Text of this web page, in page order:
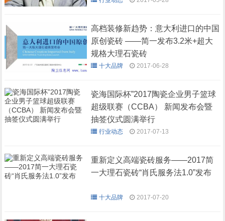
高档装修新趋势：意大利进口的中国
原创瓷砖 ——简一发布3.2米+超大
规格大理石瓷砖
十大品牌 2017-06-28
瓷海国际杯”2017陶瓷企业男子篮球
超级联赛（CCBA） 新闻发布会暨
抽签仪式圆满举行
行业动态 2017-07-13
重新定义高端瓷砖服务——2017简
一大理石瓷砖“肖氏服务法1.0”发布
十大品牌 2017-07-20